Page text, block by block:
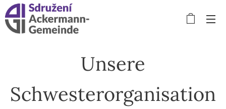
Unsere
Schwesterorganisation